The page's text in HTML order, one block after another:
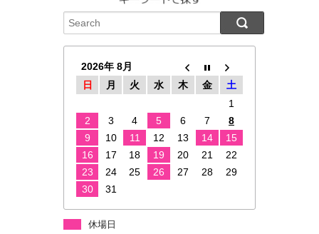
2026年 8月
日
月 火 水 木 金
土
1
2
3 4 5 6 7
8
9
10 11 12 13 14
15
16
17 18 19 20 21
22
23
24 25 26 27 28
29
30
31
休場日